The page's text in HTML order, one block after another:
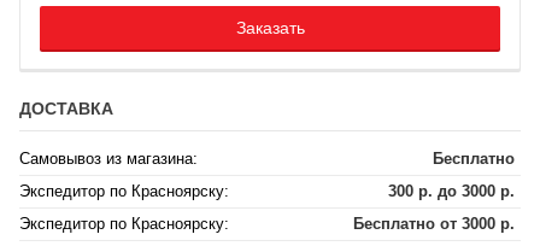
Заказать
ДОСТАВКА
Самовывоз из магазина:
Бесплатно
Экспедитор по Красноярску:
300 р. до 3000 р.
Экспедитор по Красноярску:
Бесплатно от 3000 р.